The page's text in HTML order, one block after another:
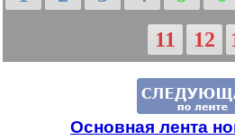
11
12
Основная лента